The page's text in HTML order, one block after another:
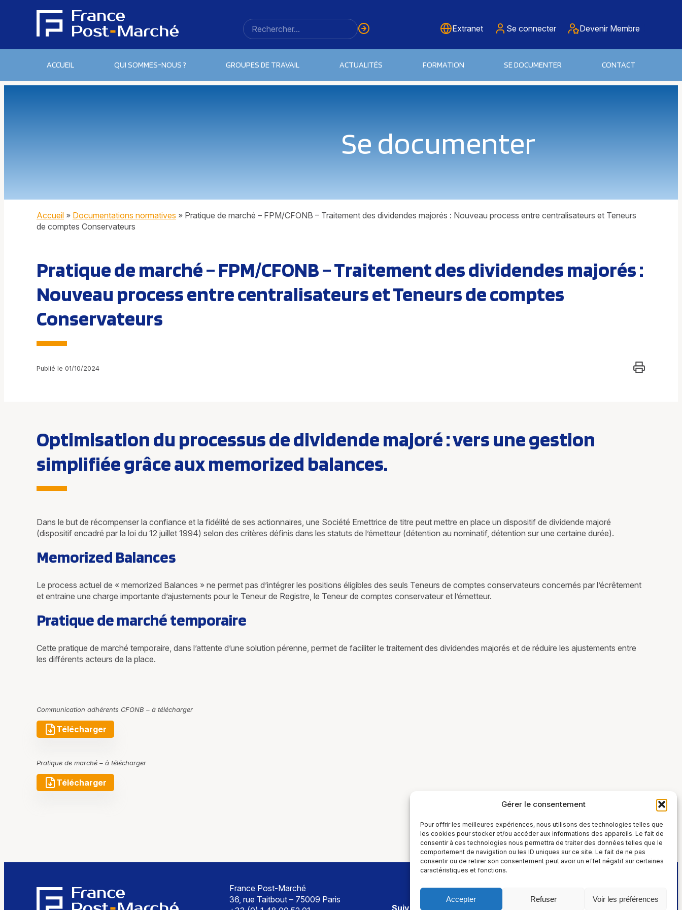
Gérer le consentement
Pour offrir les meilleures expériences, nous utilisons des technologies telles que
les cookies pour stocker et/ou accéder aux informations des appareils. Le fait de
consentir à ces technologies nous permettra de traiter des données telles que le
comportement de navigation ou les ID uniques sur ce site. Le fait de ne pas
consentir ou de retirer son consentement peut avoir un effet négatif sur certaines
caractéristiques et fonctions.
Accepter Refuser Voir les préférences
Extranet Se connecter Devenir Membre
ACCUEIL QUI SOMMES-NOUS ? GROUPES DE TRAVAIL ACTUALITÉS FORMATION SE DOCUMENTER CONTACT
Se documenter
Accueil » Documentations normatives » Pratique de marché – FPM/CFONB – Traitement des dividendes majorés : Nouveau process entre centralisateurs et Teneurs
de comptes Conservateurs
Pratique de marché – FPM/CFONB – Traitement des dividendes majorés :
Nouveau process entre centralisateurs et Teneurs de comptes
Conservateurs
Publié le 01/10/2024
Optimisation du processus de dividende majoré : vers une gestion
simplifiée grâce aux memorized balances.
Dans le but de récompenser la confiance et la fidélité de ses actionnaires, une Société Emettrice de titre peut mettre en place un dispositif de dividende majoré
(dispositif encadré par la loi du 12 juillet 1994) selon des critères définis dans les statuts de l’émetteur (détention au nominatif, détention sur une certaine durée).
Memorized Balances
Le process actuel de « memorized Balances » ne permet pas d’intégrer les positions éligibles des seuls Teneurs de comptes conservateurs concernés par l’écrêtement
et entraine une charge importante d’ajustements pour le Teneur de Registre, le Teneur de comptes conservateur et l’émetteur.
Pratique de marché temporaire
Cette pratique de marché temporaire, dans l’attente d’une solution pérenne, permet de faciliter le traitement des dividendes majorés et de réduire les ajustements entre
les différents acteurs de la place.
Communication adhérents CFONB – à télécharger
Télécharger
Pratique de marché – à télécharger
Télécharger
France Post-Marché
36, rue Taitbout – 75009 Paris
Suivez-nous sur :
Politique de confidentialité et Cookies